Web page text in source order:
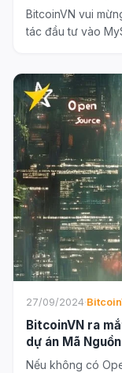
BitcoinVN vui
tác đầu tư vào
27/09/2024·
BitcoinVN ra
dự án Mã
Nếu không có